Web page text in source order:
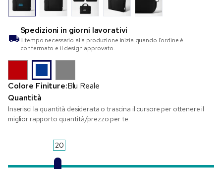
Spedizioni in giorni lavorativi
Il tempo necessario alla produzione inizia quando l’ordine è
confermato e il design approvato.
Colore Finiture:Blu Reale
Quantità
Inserisci la quantità desiderata o trascina il cursore per ottenere il
miglior rapporto quantità/prezzo per te.
20